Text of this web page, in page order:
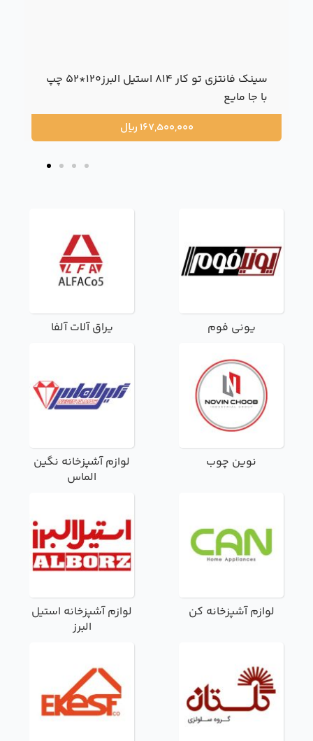
سینک فانتزی تو کار 814 استیل البرز120*52 چپ
با جا مایع
167,500,000 ریال
یونی فوم یراق آلات آلفا
نوین چوب
لوازم آشپزخانه نگین
الماس
لوازم آشپزخانه کن
لوازم آشپزخانه استیل
البرز